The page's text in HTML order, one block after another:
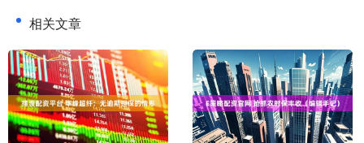
相关文章